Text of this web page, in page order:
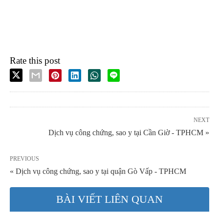
Rate this post
NEXT
Dịch vụ công chứng, sao y tại Cần Giờ - TPHCM »
PREVIOUS
« Dịch vụ công chứng, sao y tại quận Gò Vấp - TPHCM
BÀI VIẾT LIÊN QUAN